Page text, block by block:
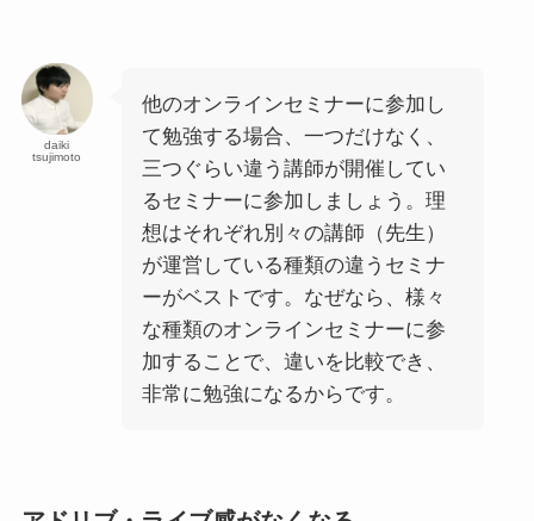
daiki
tsujimoto
他のオンラインセミナーに参加し
て勉強する場合、一つだけなく、
三つぐらい違う講師が開催してい
るセミナーに参加しましょう。理
想はそれぞれ別々の講師（先生）
が運営している種類の違うセミナ
ーがベストです。なぜなら、様々
な種類のオンラインセミナーに参
加することで、違いを比較でき、
非常に勉強になるからです。